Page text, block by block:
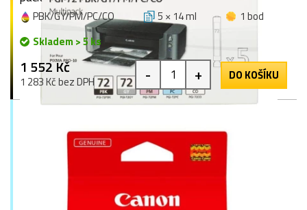
PBK/GY/PM/PC/CO 5 × 14 ml
1 bod
Skladem > 5 ks
1 552 Kč
1 283 Kč bez DPH - + DO KOŠÍKU